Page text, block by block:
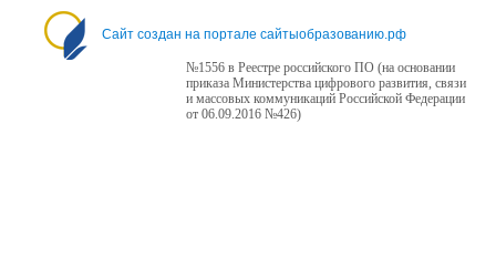
Сайт создан на портале сайтыобразованию.рф
№1556 в Реестре российского ПО (на основании
приказа Министерства цифрового развития, связи
и массовых коммуникаций Российской Федерации
от 06.09.2016 №426)